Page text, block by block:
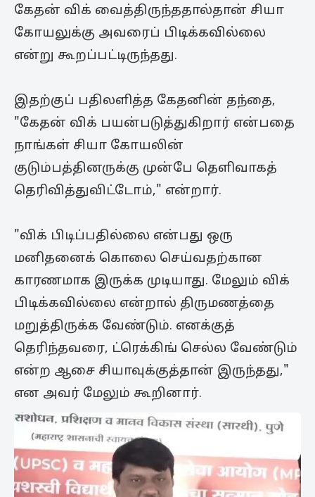
கேதன் விக் வைத்திருந்ததால்தான் சியா
கோயலுக்கு அவரைப் பிடிக்கவில்லை
என்று கூறப்பட்டிருந்தது.
இதற்குப் பதிலளித்த கேதனின் தந்தை,
"கேதன் விக் பயன்படுத்துகிறார் என்பதை
நாங்கள் சியா கோயலின்
குடும்பத்தினருக்கு முன்பே தெளிவாகத்
தெரிவித்துவிட்டோம்," என்றார்.
"விக் பிடிப்பதில்லை என்பது ஒரு
மனிதனைக் கொலை செய்வதற்கான
காரணமாக இருக்க முடியாது. மேலும் விக்
பிடிக்கவில்லை என்றால் திருமணத்தை
மறுத்திருக்க வேண்டும். எனக்குத்
தெரிந்தவரை, ட்ரெக்கிங் செல்ல வேண்டும்
என்ற ஆசை சியாவுக்குத்தான் இருந்தது,"
என அவர் மேலும் கூறினார்.